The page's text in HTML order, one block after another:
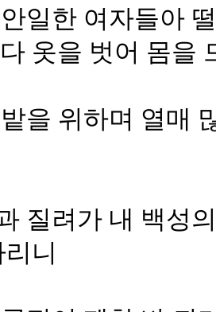
일한 여자들아
옷을 벗어 몸을
을 위하며 열매
질려가 내 백성
니